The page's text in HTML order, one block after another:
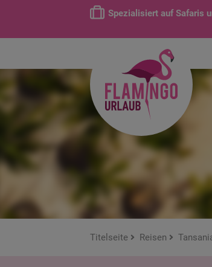
Spezialisiert auf Safaris
Titelseite Reisen